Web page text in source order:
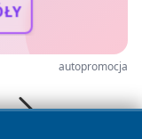
autopromocja